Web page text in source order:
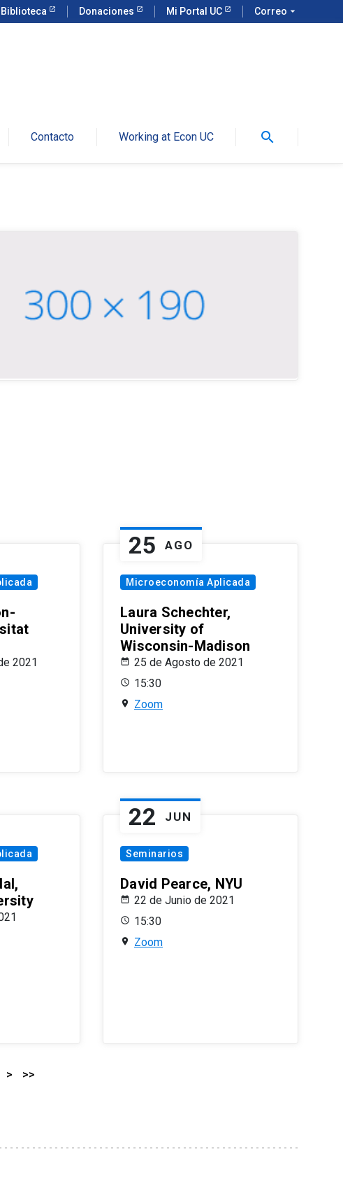
Biblioteca Donaciones Mi Portal UC Correo arrow_drop_down
Contacto Working at Econ UC search
2021
25 AGO
Microeconomía Aplicada
Laura Schechter,
University of
Wisconsin-Madison
25 de Agosto de 2021
15:30
Zoom
22 JUN
Seminarios
David Pearce, NYU
22 de Junio de 2021
15:30
Zoom
> >>